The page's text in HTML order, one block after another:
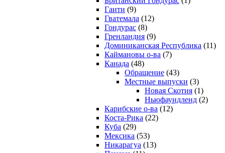
Гаити (9)
Гватемала (12)
Гондурас (8)
Гренландия (9)
Доминиканская Республика (11)
Каймановы о-ва (7)
Канада (48)
Обращение (43)
Местные выпуски (3)
Новая Скотия (1)
Ньюфаундленд (2)
Карибские о-ва (12)
Коста-Рика (22)
Куба (29)
Мексика (53)
Никарагуа (13)